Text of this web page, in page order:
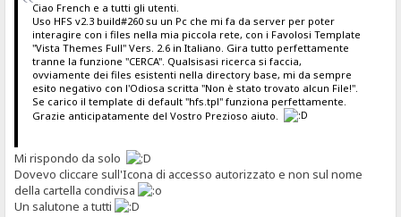
Ciao French e a tutti gli utenti.
Uso HFS v2.3 build#260 su un Pc che mi fa da server per poter
interagire con i files nella mia piccola rete, con i Favolosi Template
"Vista Themes Full" Vers. 2.6 in Italiano. Gira tutto perfettamente
tranne la funzione "CERCA". Qualsisasi ricerca si faccia,
ovviamente dei files esistenti nella directory base, mi da sempre
esito negativo con l'Odiosa scritta "Non è stato trovato alcun File!".
Se carico il template di default "hfs.tpl" funziona perfettamente.
Grazie anticipatamente del Vostro Prezioso aiuto.
Mi rispondo da solo
Dovevo cliccare sull'Icona di accesso autorizzato e non sul nome
della cartella condivisa
Un salutone a tutti